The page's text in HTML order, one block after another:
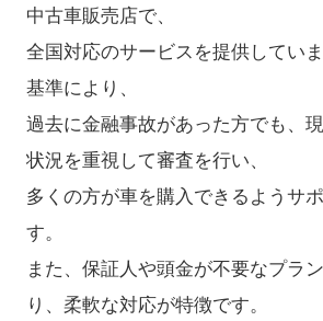
中古車販売店で、
全国対応のサービスを提供してい
基準により、
過去に金融事故があった方でも、
状況を重視して審査を行い、
多くの方が車を購入できるようサ
す。
また、保証人や頭金が不要なプラ
り、柔軟な対応が特徴です。